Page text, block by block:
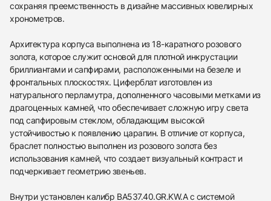
сохраняя преемственность в дизайне массивных ювелирных
хронометров.
Архитектура корпуса выполнена из 18-каратного розового
золота, которое служит основой для плотной инкрустации
бриллиантами и сапфирами, расположенными на безеле и
фронтальных плоскостях. Циферблат изготовлен из
натурального перламутра, дополненного часовыми метками из
драгоценных камней, что обеспечивает сложную игру света
под сапфировым стеклом, обладающим высокой
устойчивостью к появлению царапин. В отличие от корпуса,
браслет полностью выполнен из розового золота без
использования камней, что создает визуальный контраст и
подчеркивает геометрию звеньев.
Внутри установлен калибр BA537.40.GR.KW.A с системой